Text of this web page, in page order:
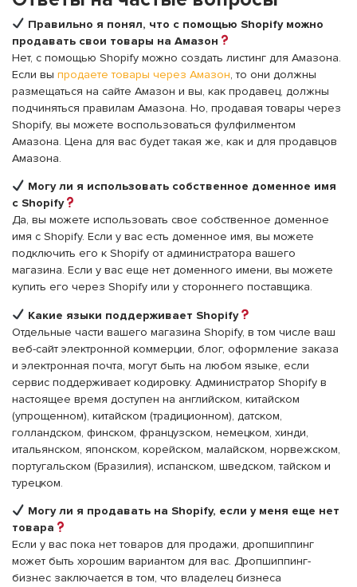
Правильно я понял, что с помощью Shopify можно
продавать свои товары на Амазон
Нет, с помощью Shopify можно создать листинг для Амазона.
Если вы продаете товары через Амазон, то они должны
размещаться на сайте Амазон и вы, как продавец, должны
подчиняться правилам Амазона. Но, продавая товары через
Shopify, вы можете воспользоваться фулфилментом
Амазона. Цена для вас будет такая же, как и для продавцов
Амазона.
Могу ли я использовать собственное доменное имя
с Shopify
Да, вы можете использовать свое собственное доменное
имя с Shopify. Если у вас есть доменное имя, вы можете
подключить его к Shopify от администратора вашего
магазина. Если у вас еще нет доменного имени, вы можете
купить его через Shopify или у стороннего поставщика.
Какие языки поддерживает Shopify
Отдельные части вашего магазина Shopify, в том числе ваш
веб-сайт электронной коммерции, блог, оформление заказа
и электронная почта, могут быть на любом языке, если
сервис поддерживает кодировку. Администратор Shopify в
настоящее время доступен на английском, китайском
(упрощенном), китайском (традиционном), датском,
голландском, финском, французском, немецком, хинди,
итальянском, японском, корейском, малайском, норвежском,
португальском (Бразилия), испанском, шведском, тайском и
турецком.
Могу ли я продавать на Shopify, если у меня еще нет
товара
Если у вас пока нет товаров для продажи, дропшиппинг
может быть хорошим вариантом для вас. Дропшиппинг-
бизнес заключается в том, что владелец бизнеса